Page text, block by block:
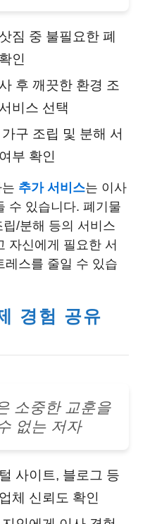
짐 중 불필요한 폐
인
후 깨끗한 환경 조
비스 선택
가구 조립 및 분해 서
부 확인
추가 서비스는 이사
수 있습니다. 폐기물
/분해 등의 서비스
자신에게 필요한 서
레스를 줄일 수 있습
경험 공유
소중한 교훈을
없는 저자
사이트, 블로그 등
체 신뢰도 확인